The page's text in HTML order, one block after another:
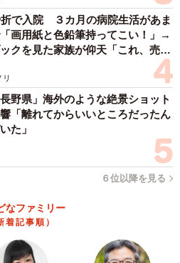
合や保険会社から請求があっ
責任保険の利用を検討すること
いち）弁護士
茨木市で知らない人がいない
カル弁護士。猫探しからM&A
で入院 ３カ月の病院生活があま
画用紙と色鉛筆持ってこい！」→
クを見た家族が仰天「これ、売れ
長野県」海外のような絶景ショット
「離れてからいいところだったん
た」
６位以降を見る
なファミリー
着記事順）